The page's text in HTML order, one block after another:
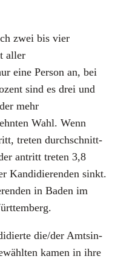
zwei bis vier
aller
eine Per­son an, bei
sind es drei und
mehr
Wahl. Wenn
tre­ten durch­schnitt­
antritt tre­ten 3,8
Kan­di­die­ren­den sinkt.
in Baden im
die/der Amts­in­
kamen in ihre